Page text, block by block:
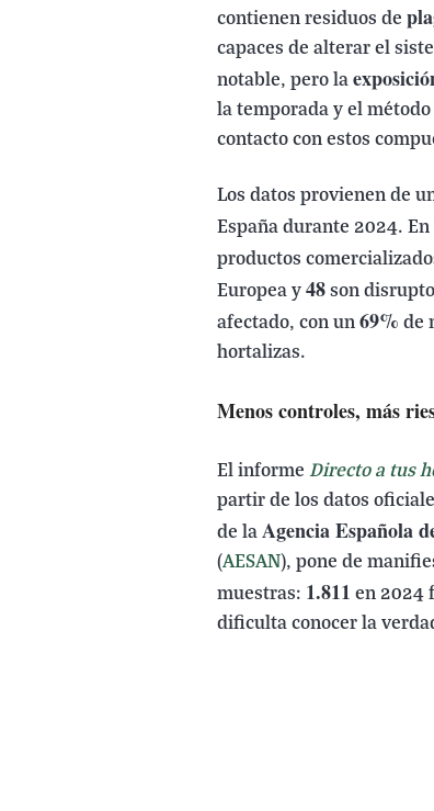
contienen residuos de
capaces de alterar el
notable, pero la
la temporada y el
contacto con estos
Los datos provienen de
España durante 2024.
productos
Europea y 48 son
afectado, con un 69% de
hortalizas.
Menos controles, más
El informe Directo a tus
partir de los datos
de la Agencia Española
(AESAN), pone de
muestras: 1.811 en 2024
dificulta conocer la